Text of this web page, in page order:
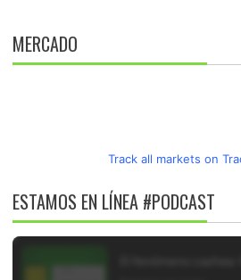
MERCADO
Track all markets on
ESTAMOS EN LÍNEA #PODCAST